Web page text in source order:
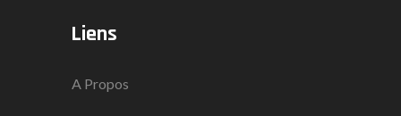
Liens
A Propos